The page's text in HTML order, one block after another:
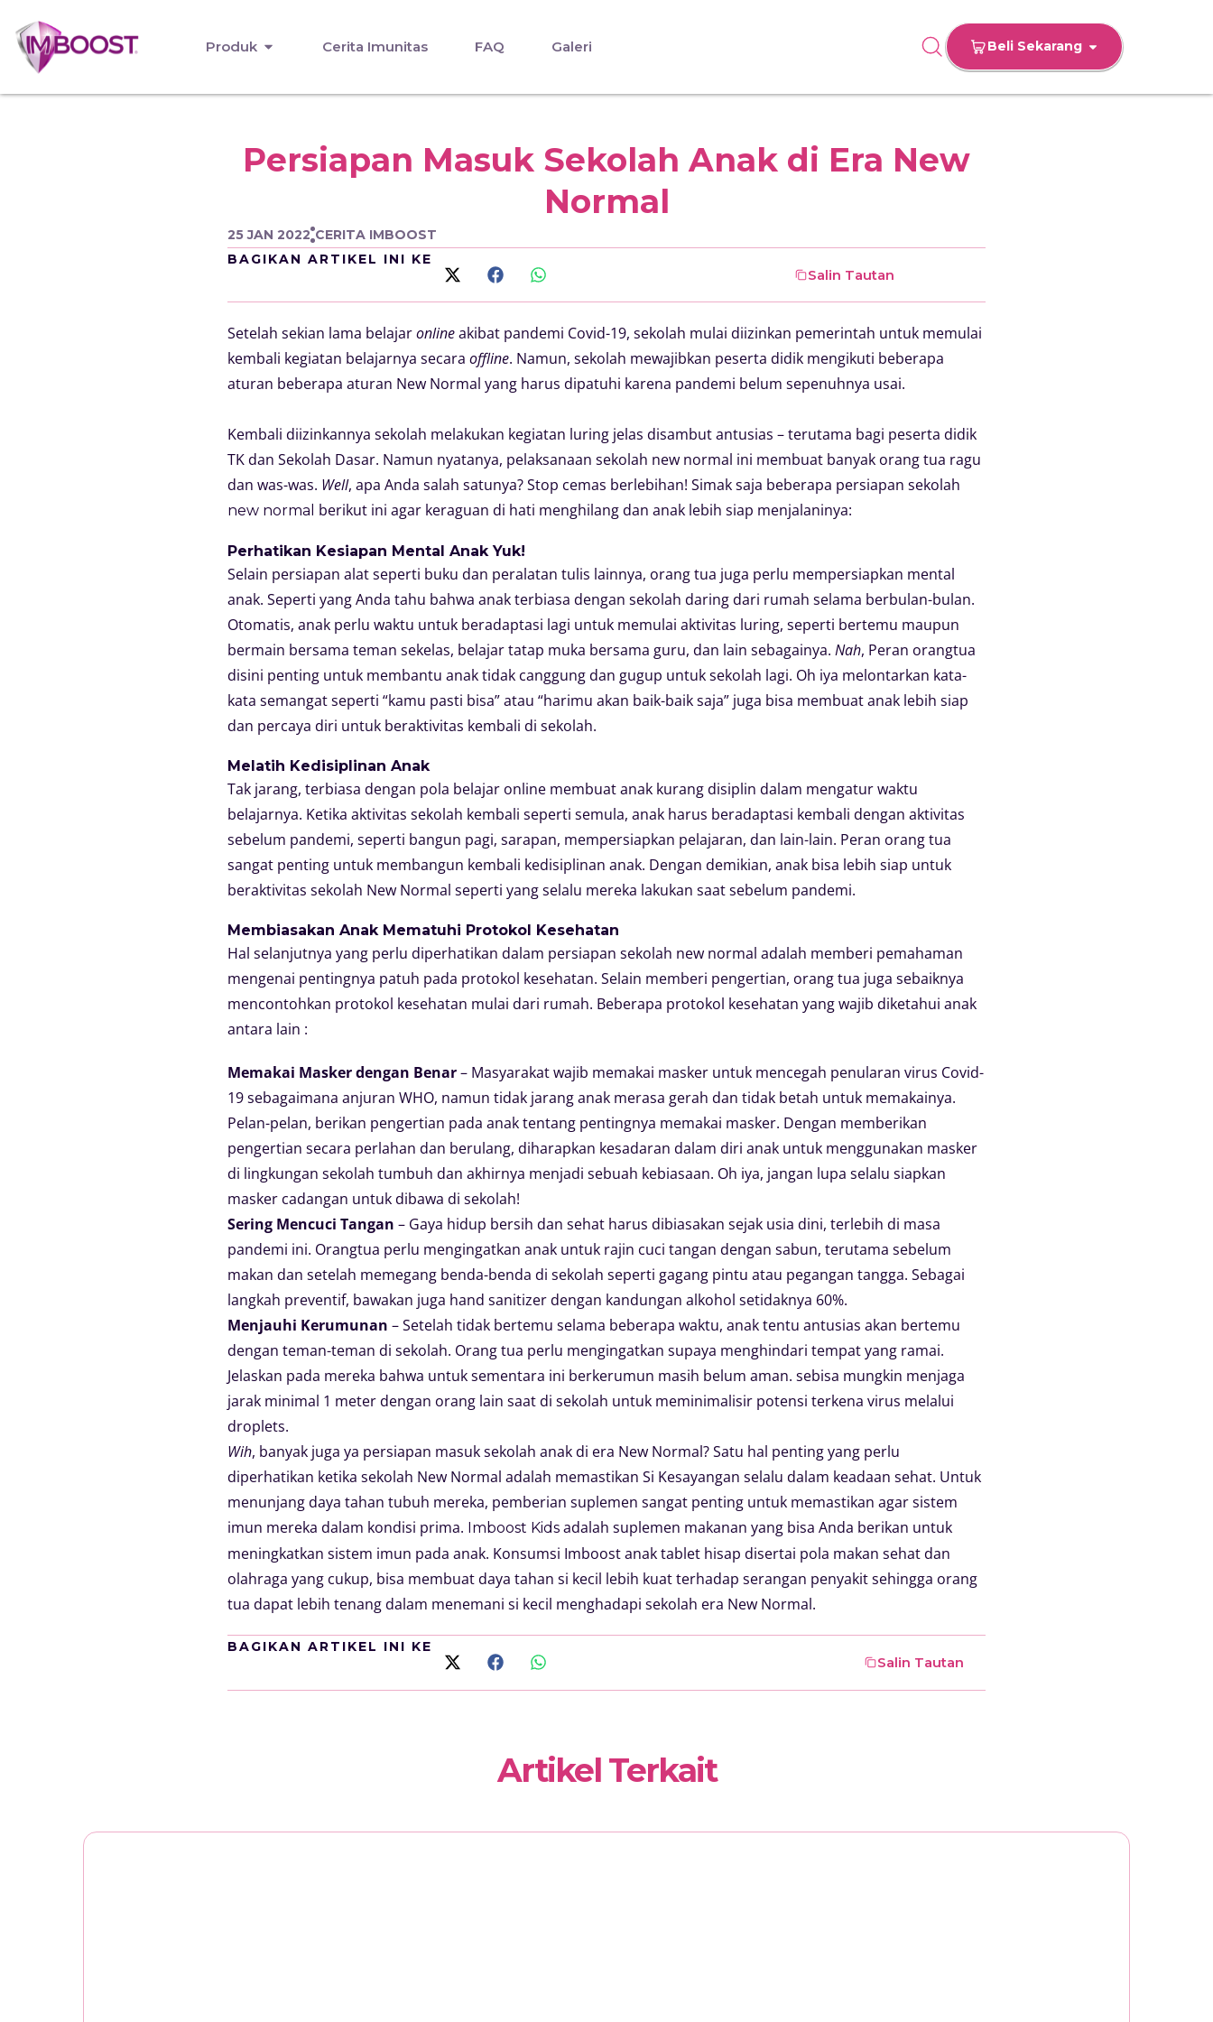
Produk Cerita Imunitas FAQ Galeri Beli Sekarang
Persiapan Masuk Sekolah Anak di Era New
Normal
25 JAN 2022 CERITA IMBOOST
BAGIKAN ARTIKEL INI KE
Salin Tautan
Setelah sekian lama belajaronlineakibat pandemi Covid-19, sekolah mulai diizinkan pemerintah untuk memulai
kembali kegiatan belajarnya secara offline. Namun, sekolah mewajibkan peserta didik mengikuti beberapa
aturan beberapa aturan New Normal yang harus dipatuhi karena pandemi belum sepenuhnya usai.
Kembali diizinkannya sekolah melakukan kegiatan luring jelas disambut antusias – terutama bagi peserta didik
TK dan Sekolah Dasar. Namun nyatanya, pelaksanaan sekolah new normal ini membuat banyak orang tua ragu
dan was-was. Well, apa Anda salah satunya? Stop cemas berlebihan! Simak saja beberapa persiapan sekolah
new normal berikut ini agar keraguan di hati menghilang dan anak lebih siap menjalaninya:
Perhatikan Kesiapan Mental Anak Yuk!
Selain persiapan alat seperti buku dan peralatan tulis lainnya, orang tua juga perlu mempersiapkan mental
anak. Seperti yang Anda tahu bahwa anak terbiasa dengan sekolah daring dari rumah selama berbulan-bulan.
Otomatis, anak perlu waktu untuk beradaptasi lagi untuk memulai aktivitas luring, seperti bertemu maupun
bermain bersama teman sekelas, belajar tatap muka bersama guru, dan lain sebagainya. Nah, Peran orangtua
disini penting untuk membantu anak tidak canggung dan gugup untuk sekolah lagi. Oh iya melontarkan kata-
kata semangat seperti “kamu pasti bisa” atau “harimu akan baik-baik saja” juga bisa membuat anak lebih siap
dan percaya diri untuk beraktivitas kembali di sekolah.
Melatih Kedisiplinan Anak
Tak jarang, terbiasa dengan pola belajar online membuat anak kurang disiplin dalam mengatur waktu
belajarnya. Ketika aktivitas sekolah kembali seperti semula, anak harus beradaptasi kembali dengan aktivitas
sebelum pandemi, seperti bangun pagi, sarapan, mempersiapkan pelajaran, dan lain-lain. Peran orang tua
sangat penting untuk membangun kembali kedisiplinan anak. Dengan demikian, anak bisa lebih siap untuk
beraktivitas sekolah New Normal seperti yang selalu mereka lakukan saat sebelum pandemi.
Membiasakan Anak Mematuhi Protokol Kesehatan
Hal selanjutnya yang perlu diperhatikan dalam persiapan sekolah new normal adalah memberi pemahaman
mengenai pentingnya patuh pada protokol kesehatan. Selain memberi pengertian, orang tua juga sebaiknya
mencontohkan protokol kesehatan mulai dari rumah. Beberapa protokol kesehatan yang wajib diketahui anak
antara lain :
Memakai Masker dengan Benar– Masyarakat wajib memakai masker untuk mencegah penularan virus Covid-
19 sebagaimana anjuran WHO, namun tidak jarang anak merasa gerah dan tidak betah untuk memakainya.
Pelan-pelan, berikan pengertian pada anak tentang pentingnya memakai masker. Dengan memberikan
pengertian secara perlahan dan berulang, diharapkan kesadaran dalam diri anak untuk menggunakan masker
di lingkungan sekolah tumbuh dan akhirnya menjadi sebuah kebiasaan. Oh iya, jangan lupa selalu siapkan
masker cadangan untuk dibawa di sekolah!
Sering Mencuci Tangan – Gaya hidup bersih dan sehat harus dibiasakan sejak usia dini, terlebih di masa
pandemi ini. Orangtua perlu mengingatkan anak untuk rajin cuci tangan dengan sabun, terutama sebelum
makan dan setelah memegang benda-benda di sekolah seperti gagang pintu atau pegangan tangga. Sebagai
langkah preventif, bawakan juga hand sanitizer dengan kandungan alkohol setidaknya 60%.
Menjauhi Kerumunan – Setelah tidak bertemu selama beberapa waktu, anak tentu antusias akan bertemu
dengan teman-teman di sekolah. Orang tua perlu mengingatkan supaya menghindari tempat yang ramai.
Jelaskan pada mereka bahwa untuk sementara ini berkerumun masih belum aman. sebisa mungkin menjaga
jarak minimal 1 meter dengan orang lain saat di sekolah untuk meminimalisir potensi terkena virus melalui
droplets.
Wih, banyak juga ya persiapan masuk sekolah anak di era New Normal? Satu hal penting yang perlu
diperhatikan ketika sekolah New Normal adalah memastikan Si Kesayangan selalu dalam keadaan sehat. Untuk
menunjang daya tahan tubuh mereka, pemberian suplemen sangat penting untuk memastikan agar sistem
imun mereka dalam kondisi prima. Imboost Kids adalah suplemen makanan yang bisa Anda berikan untuk
meningkatkan sistem imun pada anak. Konsumsi Imboost anak tablet hisap disertai pola makan sehat dan
olahraga yang cukup, bisa membuat daya tahan si kecil lebih kuat terhadap serangan penyakit sehingga orang
tua dapat lebih tenang dalam menemani si kecil menghadapi sekolah era New Normal.
BAGIKAN ARTIKEL INI KE
Salin Tautan
Artikel Terkait